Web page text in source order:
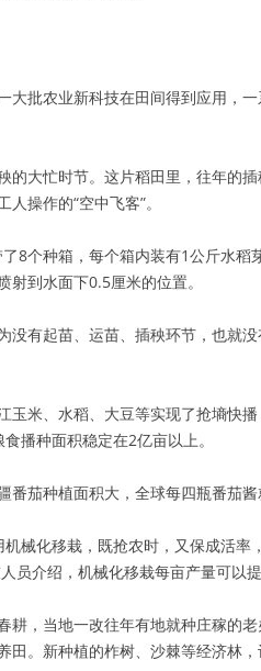
大批农业新科技在田间得到应用，
的大忙时节。这片稻田里，往年的
操作的“空中飞客”。
8个种箱，每个箱内装有1公斤水稻
到水面下0.5厘米的位置。
没有起苗、运苗、插秧环节，也就
玉米、水稻、大豆等实现了抢墒快
播种面积稳定在2亿亩以上。
茄种植面积大，全球每四瓶番茄酱
械化移栽，既抢农时，又保成活率
员介绍，机械化移栽每亩产量可以提
耕，当地一改往年有地就种庄稼的
。新种植的柞树、沙棘等经济林，